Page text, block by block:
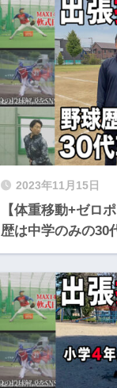
2023年11月15日
【体重移動+ゼロ
歴は中学のみの30